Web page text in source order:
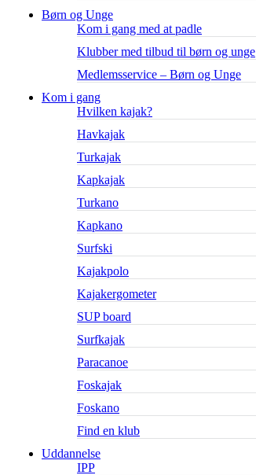
Børn og Unge
Kom i gang med at padle
Klubber med tilbud til børn og unge
Medlemsservice – Børn og Unge
Kom i gang
Hvilken kajak?
Havkajak
Turkajak
Kapkajak
Turkano
Kapkano
Surfski
Kajakpolo
Kajakergometer
SUP board
Surfkajak
Paracanoe
Foskajak
Foskano
Find en klub
Uddannelse
IPP